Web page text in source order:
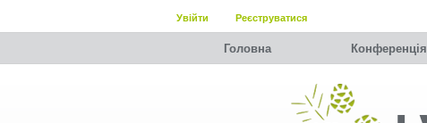
Увійти Реєструватися
Головна Конференція